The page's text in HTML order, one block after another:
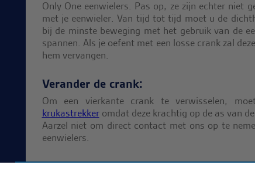
Only One eenwielers. Pas op, ze zijn echter niet
met je eenwieler. Van tijd tot tijd moet u de
bij de minste beweging met het gebruik van de
spannen. Als je oefent met een losse crank zal
hem vervangen.
Verander de crank:
Om een vierkante crank te verwisselen,
krukastrekkeromdat deze krachtig op de as van
Aarzel niet om direct contact met ons op te
eenwielers.